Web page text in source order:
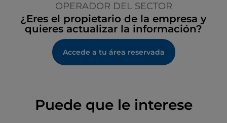
OPERADOR DEL SECTOR
¿Eres el propietario de la empresa y
quieres actualizar la información?
Accede a tu área reservada
Puede que le interese